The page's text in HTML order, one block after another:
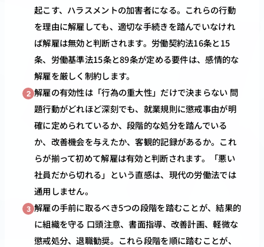
起こす、ハラスメントの加害者になる。これらの行動
を理由に解雇しても、適切な手続きを踏んでいなけれ
ば解雇は無効と判断されます。労働契約法16条と15
条、労働基準法15条と89条が定める要件は、感情的な
解雇を厳しく制約します。
2 解雇の有効性は「行為の重大性」だけで決まらない 問
題行動がどれほど深刻でも、就業規則に懲戒事由が明
確に定められているか、段階的な処分を踏んでいる
か、改善機会を与えたか、客観的記録があるか。これ
らが揃って初めて解雇は有効と判断されます。「悪い
社員だから切れる」という直感は、現代の労働法では
通用しません。
3 解雇の手前に取るべき5つの段階を踏むことが、結果的
に組織を守る 口頭注意、書面指導、改善計画、軽微な
懲戒処分、退職勧奨。これら段階を順に踏むことが、